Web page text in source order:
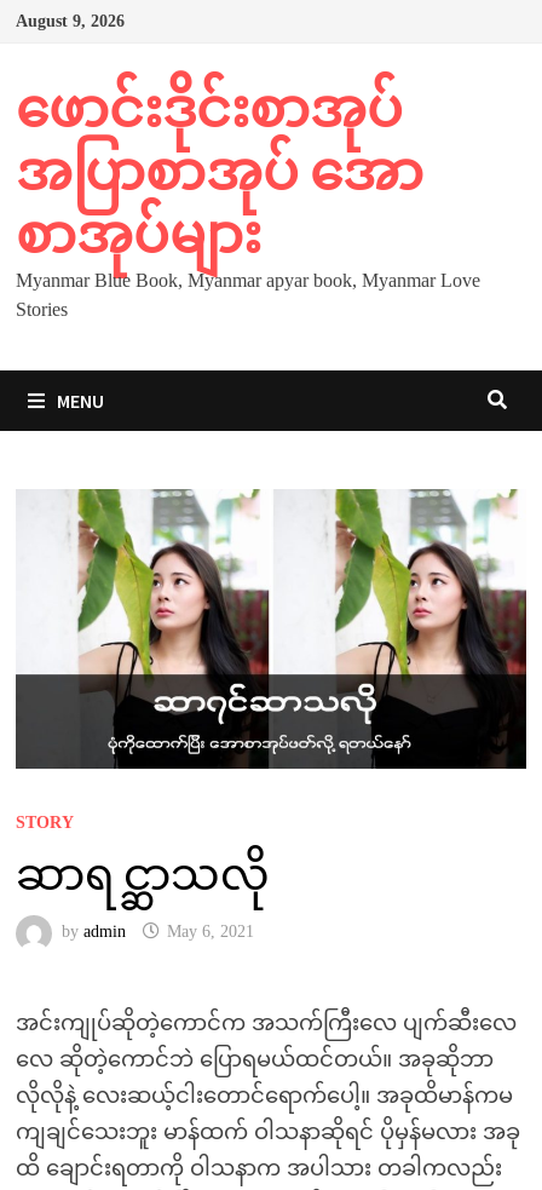
Skip
August 9, 2026
ဖောင်းဒိုင်းစာအုပ်
အပြာစာအုပ် အော
စာအုပ်များ
Myanmar Blue Book, Myanmar apyar book, Myanmar Love
Stories
MENU
STORY
ဆာရင္ဆာသလို
by admin May 6, 2021
အင်းကျုပ်ဆိုတဲ့ကောင်က အသက်ကြီးလေ ပျက်ဆီးလေ
လေ ဆိုတဲ့ကောင်ဘဲ ပြောရမယ်ထင်တယ်။ အခုဆိုဘာ
လိုလိုနဲ့ လေးဆယ့်ငါးတောင်ရောက်ပေါ့။ အခုထိမာန်ကမ
ကျချင်သေးဘူး မာန်ထက် ဝါသနာဆိုရင် ပိုမှန်မလား အခု
ထိ ချောင်းရတာကို ဝါသနာက အပါသား တခါကလည်း